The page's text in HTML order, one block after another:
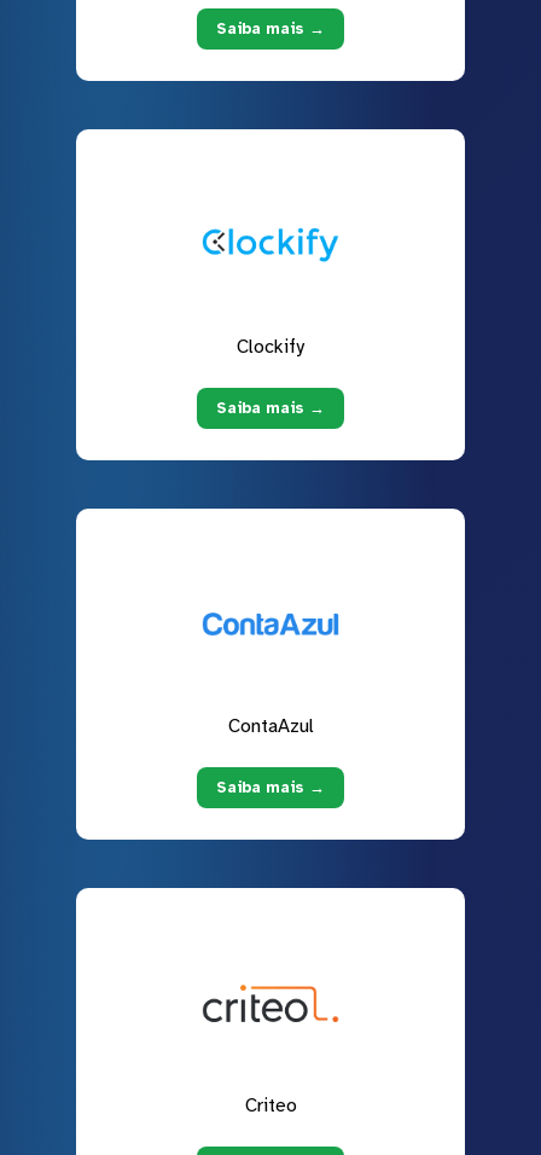
Saiba mais →
Clockify
Saiba mais →
ContaAzul
Saiba mais →
Criteo